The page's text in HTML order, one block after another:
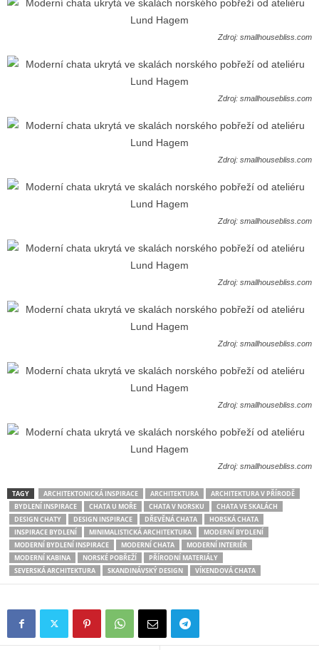
Zdroj: smallhousebliss.com
Zdroj: smallhousebliss.com
Zdroj: smallhousebliss.com
Zdroj: smallhousebliss.com
Zdroj: smallhousebliss.com
Zdroj: smallhousebliss.com
Zdroj: smallhousebliss.com
Zdroj: smallhousebliss.com
TAGY ARCHITEKTONICKÁ INSPIRACE ARCHITEKTURA
ARCHITEKTURA V PŘÍRODĚ
BYDLENÍ INSPIRACE
CHATA U MOŘE CHATA V NORSKU
CHATA VE SKALÁCH
DESIGN CHATY
DESIGN INSPIRACE DŘEVĚNÁ CHATA
HORSKÁ CHATA
INSPIRACE BYDLENÍ
MINIMALISTICKÁ ARCHITEKTURA
MODERNÍ BYDLENÍ
MODERNÍ BYDLENÍ INSPIRACE
MODERNÍ CHATA
MODERNÍ INTERIÉR
MODERNÍ KABINA
NORSKÉ POBŘEŽÍ
PŘÍRODNÍ MATERIÁLY
SEVERSKÁ ARCHITEKTURA
SKANDINÁVSKÝ DESIGN VÍKENDOVÁ CHATA